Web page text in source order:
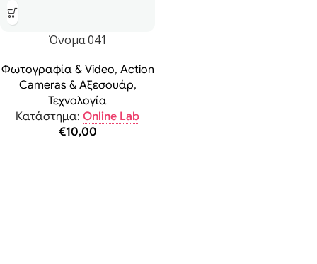
Όνομα 041
Φωτογραφία & Video, Action
Cameras & Αξεσουάρ,
Τεχνολογία
Κατάστημα: Online Lab
€10,00